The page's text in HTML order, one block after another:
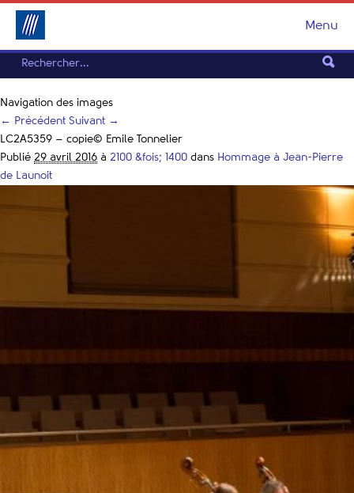
Menu
Navigation des images
← Précédent Suivant →
LC2A5359 – copie© Emile Tonnelier
Publié 29 avril 2016 à 2100 &fois; 1400 dans Hommage à Jean-Pierre
de Launoit